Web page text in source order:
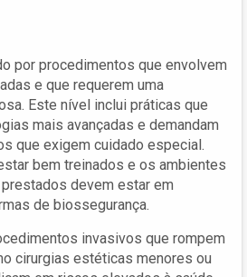
por procedimentos que envolvem
e que requerem uma
Este nível inclui práticas que
mais avançadas e demandam
que exigem cuidado especial.
bem treinados e os ambientes
devem estar em
de biossegurança.
invasivos que rompem
cirurgias estéticas menores ou